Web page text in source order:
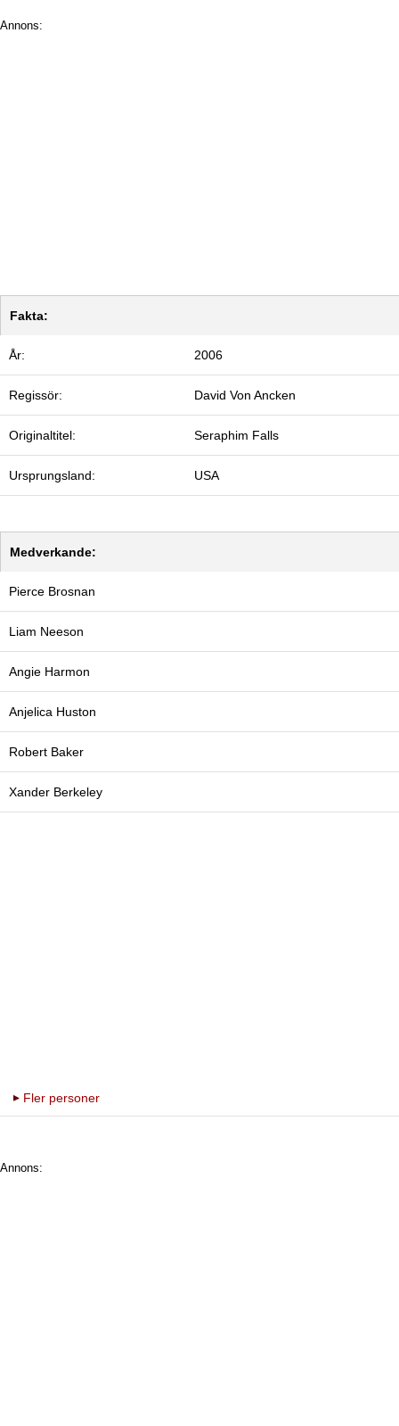
Annons:
Fakta:
År: 2006
Regissör: David Von Ancken
Originaltitel: Seraphim Falls
Ursprungsland: USA
Medverkande:
Pierce Brosnan
Liam Neeson
Angie Harmon
Anjelica Huston
Robert Baker
Xander Berkeley
Fler personer
Annons: